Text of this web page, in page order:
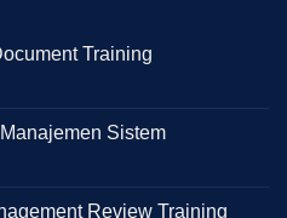
Training
Sistem
Review Training